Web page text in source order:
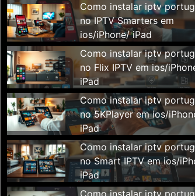
Como instalar iptv
no IPTV Smarters em
ios/iPhone/ iPad
Como instalar iptv
no Flix IPTV em ios/
iPad
Como instalar iptv
no 5KPlayer em ios/
iPad
Como instalar iptv
no Smart IPTV em ios/
iPad